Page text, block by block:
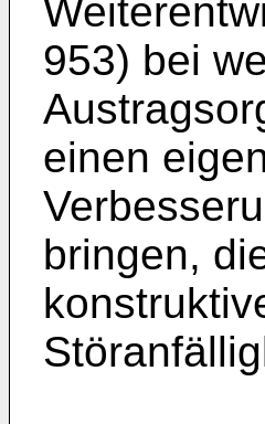
953) bei
einen
bringen,